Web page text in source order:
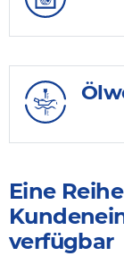
Eine
verfügbar